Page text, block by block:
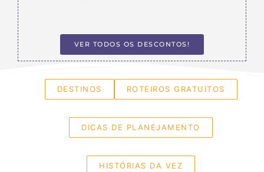
VER TODOS OS DESCONTOS!
DESTINOS ROTEIROS GRATUITOS
DICAS DE PLANEJAMENTO
HISTÓRIAS DA VEZ